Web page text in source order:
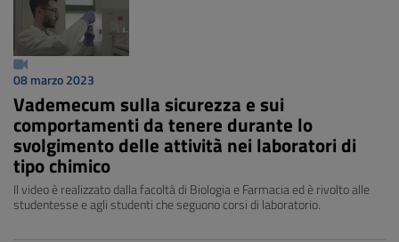
08 marzo 2023
Vademecum sulla sicurezza e sui
comportamenti da tenere durante lo
svolgimento delle attività nei laboratori di
tipo chimico
Il video è realizzato dalla facoltà di Biologia e Farmacia ed è rivolto alle
studentesse e agli studenti che seguono corsi di laboratorio.